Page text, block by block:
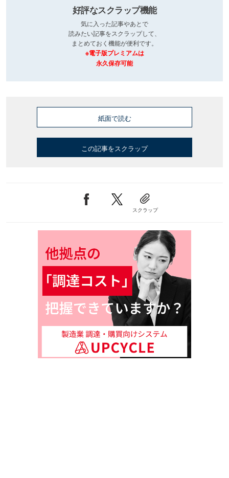
好評なスクラップ機能
気に入った記事やあとで
読みたい記事をスクラップして、
まとめておく機能が便利です。
※電子版プレミアムは
永久保存可能
紙面で読む
この記事をスクラップ
スクラップ